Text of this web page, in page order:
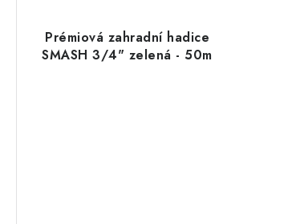
Prémiová zahradní hadice
SMASH 3/4" zelená - 50m